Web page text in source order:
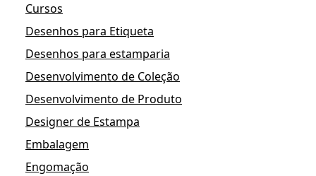
Cursos
Desenhos para Etiqueta
Desenhos para estamparia
Desenvolvimento de Coleção
Desenvolvimento de Produto
Designer de Estampa
Embalagem
Engomação